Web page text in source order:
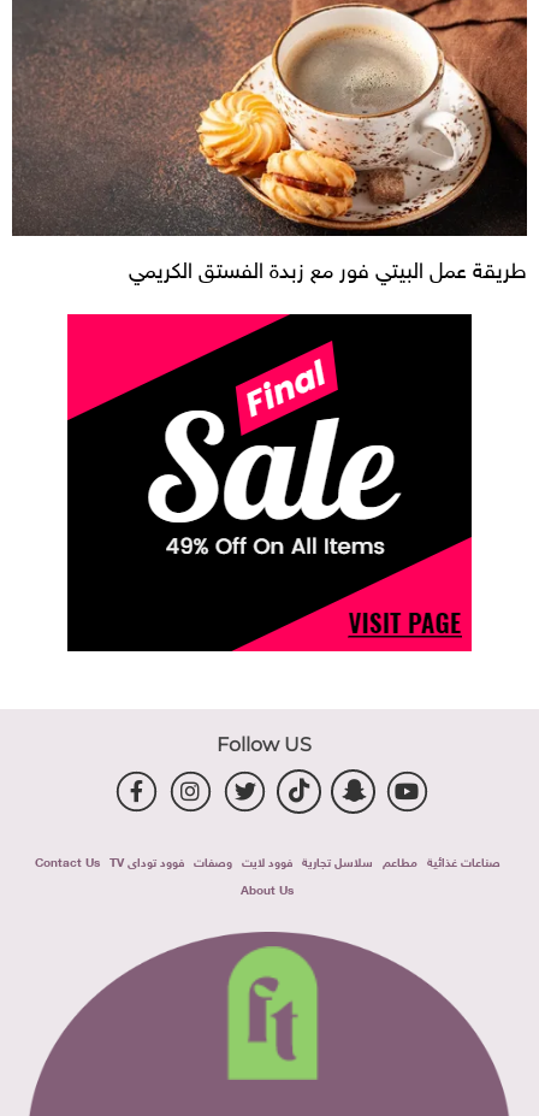
طريقة عمل البيتي فور مع زبدة الفستق الكريمي
Follow US
صناعات غذائية مطاعم سلاسل تجارية فوود لايت وصفات فوود توداى TV
Contact Us
About Us